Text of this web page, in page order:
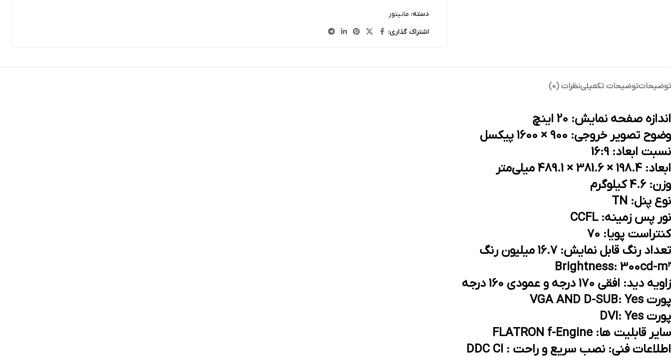
دسته: مانیتور
اشتراک گذاری:
توضیحاتتوضیحات تکمیلینظرات (0)
اندازه صفحه نمایش: 20 اینچ
وضوح تصویر خروجی: 900 × 1600 پیکسل
نسبت ابعاد: 16:9
ابعاد: 198.4 × 381.6 × 489.1 میلی‌متر
وزن: 4.6 کیلوگرم
نوع پنل: TN
نور پس‌ زمینه: CCFL
کنتراست پویا: 70
تعداد رنگ قابل نمایش: 16.7 میلیون رنگ
Brightness: 300cd-m²
زاویه دید: افقی 170 درجه و عمودی 160 درجه
پورت VGA AND D-SUB: Yes
پورت DVI: Yes
سایر قابلیت ها: FLATRON f-Engine
اطلاعات فنی: نصب سریع و راحت : DDC CI